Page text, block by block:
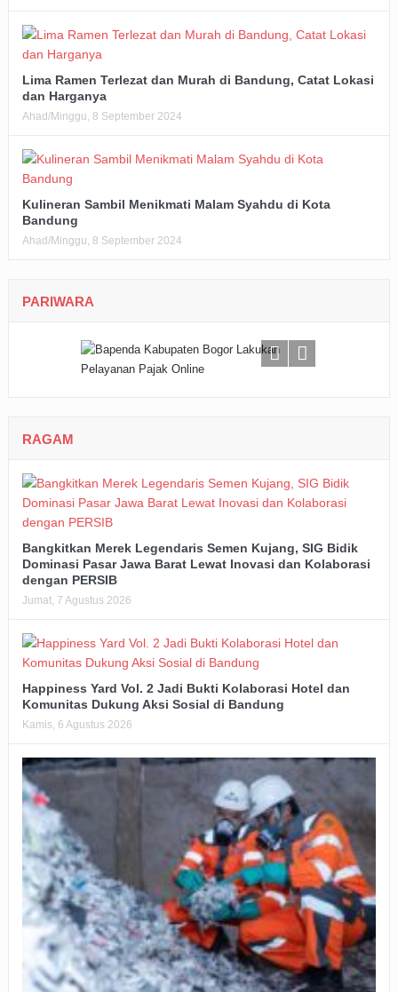
Lima Ramen Terlezat dan Murah di Bandung, Catat Lokasi
dan Harganya
Ahad/Minggu, 8 September 2024
Kulineran Sambil Menikmati Malam Syahdu di Kota
Bandung
Ahad/Minggu, 8 September 2024
PARIWARA
RAGAM
Bangkitkan Merek Legendaris Semen Kujang, SIG Bidik
Dominasi Pasar Jawa Barat Lewat Inovasi dan Kolaborasi
dengan PERSIB
Jumat, 7 Agustus 2026
Happiness Yard Vol. 2 Jadi Bukti Kolaborasi Hotel dan
Komunitas Dukung Aksi Sosial di Bandung
Kamis, 6 Agustus 2026